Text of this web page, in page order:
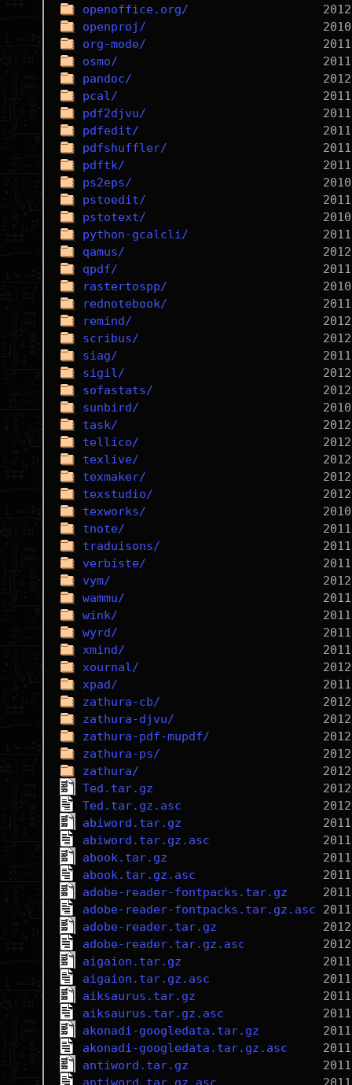
openoffice.org/
openproj/
org-mode/
osmo/
pandoc/
pcal/
pdf2djvu/
pdfedit/
pdfshuffler/
pdftk/
ps2eps/
pstoedit/
pstotext/
python-gcalcli/
qamus/
qpdf/
rastertospp/
rednotebook/
remind/
scribus/
siag/
sigil/
sofastats/
sunbird/
task/
tellico/
texlive/
texmaker/
texstudio/
texworks/
tnote/
traduisons/
verbiste/
vym/
wammu/
wink/
wyrd/
xmind/
xournal/
xpad/
zathura-cb/
zathura-djvu/
zathura-pdf-mupdf/
zathura-ps/
zathura/
Ted.tar.gz
Ted.tar.gz.asc
abiword.tar.gz
abiword.tar.gz.asc
abook.tar.gz
abook.tar.gz.asc
adobe-reader-fontpacks.tar.gz
adobe-reader-fontpacks.tar.gz.asc
adobe-reader.tar.gz
adobe-reader.tar.gz.asc
aigaion.tar.gz
aigaion.tar.gz.asc
aiksaurus.tar.gz
aiksaurus.tar.gz.asc
akonadi-googledata.tar.gz
akonadi-googledata.tar.gz.asc
antiword.tar.gz